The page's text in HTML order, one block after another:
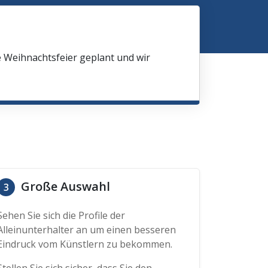
geplant und wir
3 Große Auswahl
Sie sich die Profile der
an um einen besseren
vom Künstlern zu bekommen.